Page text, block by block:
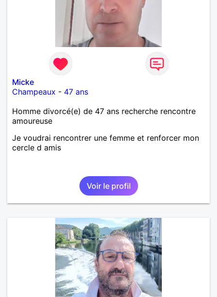
Micke
Champeaux - 47 ans
Homme divorcé(e) de 47 ans recherche rencontre
amoureuse
Je voudrai rencontrer une femme et renforcer mon
cercle d amis
Voir le profil